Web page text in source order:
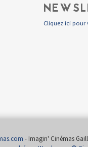
Cliquez ici pour
- Imagin' Cinémas